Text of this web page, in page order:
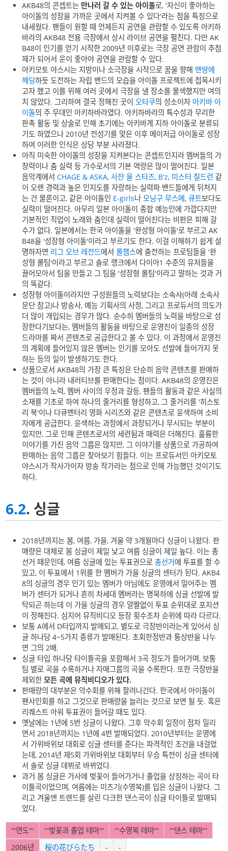
AKB48의 콘셉트는 만나러 갈 수 있는 아이돌로, '자신이 좋아하는
아이돌의 성장을 가까운 곳에서 지켜볼 수 있다'라는 점을 특징으로
내세웠다. 팬들이 원할 때 언제든지 공연을 관람할 수 있도록 아키하
바라의 AKB48 전용 극장에서 상시 라이브 공연을 펼친다. 다만 AK
B48이 인기를 얻기 시작한 2009년 이후로는 극장 공연 관람이 추첨
제가 되어서 운이 좋아야 공연을 관람할 수 있다.
아키모토 야스시는 지방이나 소극장을 시작으로 꿈을 향해 맨땅에
헤딩하듯 도전하는 자립 밴드의 모습을 아이돌 프로젝트에 접목시키
고자 했고 이를 위해 여러 곳에서 극장을 낼 장소를 물색했지만 여의
치 않았다. 그리하여 결국 정해진 곳이오타쿠의 성소이자 아키바 아
이돌의 주 무대인 아키하바라였다. 아키하바라의 특수성과 무리한
판촉 활동 및 상술로 인해 초기에는 아키바계 지하 아이돌로 분류되
기도 하였으나 2010년 전성기를 맞은 이후 메이저급 아이돌로 성장
하여 이러한 인식은 상당 부분 사라졌다.
아직 미숙한 아이돌의 성장을 지켜본다는 콘셉트인지라 멤버들의 가
창력이나 춤 실력 등 가수로서의 기본 역량은 많이 떨어진다. 일본
음악계에서CHAGE & ASKA,사잔 올 스타즈, B'z, 미스터 칠드런 같
이 오랜 경력과 높은 인지도를 자랑하는 실력파 밴드들에게 뒤처지
는 건 물론이고, 같은 아이돌인 E-girls나모닝구 무스메,큐트보다도
실력이 떨어진다. 아무리 일본 아이돌이 종합 예능인에 가깝다지만
기본적인 직업이 노래와 춤인데 실력이 떨어진다는 비판은 피해 갈
수가 없다. 일본에서는 한국 아이돌을 '완성형 아이돌'로 부르고 AK
B48을 '성장형 아이돌'이라고 부르기도 한다. 이걸 이해하기 쉽게 설
명하자면 리그 오브 레전드에서롤챔스에 출전하는 프로팀들을 '완
성형 롤팀'이라고 부르고 솔로 랭크에서 다이아1 수준의 유저들을
끌어모아서 팀을 만들고 그 팀을 '성장형 롤팀'이라고 말하는 것과 거
의 똑같다.
성장형 아이돌이라지만 구성원들의 노력보다는 소속사(아래 소속사
문단 참고)나 방송사, 예능 기획사의 사정, 그리고 프로듀서의 의도가
더 많이 개입되는 경우가 많다. 순수히 멤버들의 노력을 바탕으로 성
장한다기보다는, 멤버들의 활동을 바탕으로 운영진이 일종의 성장
드라마를 짜서 콘텐츠로 공급한다고 볼 수 있다. 이 과정에서 운영진
의 계획에 들어있지 않은 멤버는 인기를 모아도 선발에 들어가지 못
하는 등의 일이 발생하기도 한다.
상품으로서 AKB48의 가장 큰 특징은 단순히 음악 콘텐츠를 판매하
는 것이 아니라 내러티브를 판매한다는 점이다. AKB48의 운영진은
멤버들의 노력, 멤버 사이의 우정과 갈등, 팬들의 활동과 같은 사실의
소재를 기초로 하여 하나의 줄거리를 형성하고, 그 줄거리를 '히스토
리 북'이나 다큐멘터리 영화 시리즈와 같은 콘텐츠로 윤색하여 소비
자에게 공급한다. 윤색하는 과정에서 과장되거나 무시되는 부분이
있지만, 그로 인해 콘텐츠로서의 세련됨과 매력은 더해진다. 훌륭한
이야기를 가진 음악 그룹은 많지만, 그 이야기를 상품으로 가공하여
판매하는 음악 그룹은 찾아보기 힘들다. 이는 프로듀서인 아키모토
야스시가 작사가이자 방송 작가라는 점으로 인해 가능했던 것이기도
하다.
6.2. 싱글
2018년까지는 봄, 여름, 가을, 겨울 약 3개월마다 싱글이 나왔다. 판
매량은 대체로 봄 싱글이 제일 낮고 여름 싱글이 제일 높다. 이는 총
선거 때문인데, 여름 싱글에 있는 투표권으로총선거에 투표를 할 수
있고, 이 투표에서 1위를 한 멤버가 가을 싱글의 센터가 된다. AKB4
8의 싱글의 경우 인기 있는 멤버가 아님에도 운영에서 밀어주는 멤
버가 센터가 되거나 흔히 차세대 멤버라는 명목하에 싱글 선발에 발
탁되곤 하는데 이 가을 싱글의 경우 얄짤없이 투표 순위대로 포지션
이 정해진다. 심지어 뮤직비디오 등장 횟수조차 순위에 따라 다르다.
보통 A에서 D타입까지 발매되고, 별도로 극장반이라는게 있어서 싱
글 하나당 4~5가지 종류가 발매된다. 초회한정반과 통상반을 나누
면 그의 2배.
싱글 타입 하나당 타이틀곡을 포함해서 3곡 정도가 들어가며, 보통
팀 별로 곡을 수록하거나 자매그룹의 곡을 수록한다. 또한 극장반을
제외한모든 곡에 뮤직비디오가 있다.
판매량의 대부분은 악수회를 위해 팔려나간다. 한국에서 아이돌이
팬사인회를 하고 그것으로 판매량을 늘리는 것으로 보면 될 듯. 혹은
리퀘스트 아워 투표권이 들어갈 때도 있다.
옛날에는 1년에 5번 싱글이 나왔다. 그후 악수회 일정이 점차 밀리
면서 2018년까지는 1년에 4번 발매되었다. 2010년부터는 운영에
서 가위바위보 대회로 싱글 센터를 준다는 파격적인 조건을 내걸었
는데, 2014년 제5회 가위바위보 대회부터 우승 특전이 싱글 센터에
서 솔로 싱글 데뷔로 바뀌었다.
과거 봄 싱글은 가사에 벚꽃이 들어가거나 졸업을 상징하는 곡이 타
이틀곡이었으며, 여름에는 미즈기(수영복)를 입은 싱글이 나왔다. 그
리고 겨울엔 트렌드를 살린 다크한 댄스곡이 싱글 타이틀로 발매되
었다.
'''연도''' '''벚꽃과 졸업 테마''' '''수영복 테마'''
'''댄스 테마'''
2006년
桜の花びらたち - -